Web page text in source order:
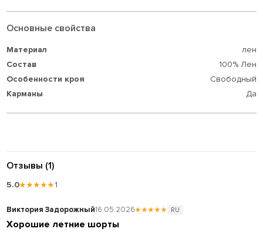
Основные свойства
Материал
лен
Состав
100% Лен
Особенности кроя
Свободный
Карманы
Да
Отзывы (1)
5.0★★★★★1
Виктория Задорожный16.05.2026★★★★★ RU
Хорошие летние шорты